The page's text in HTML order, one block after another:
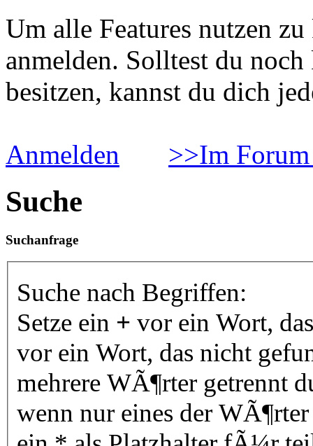
Um alle Features nutzen
anmelden. Solltest du
besitzen, kannst du dich
Anmelden >>Im
Suche
Suchanfrage
Suche nach Begriffen:
Setze ein + vor ein Wort,
vor ein Wort, das nicht
mehrere WÃ¶rter getrennt
wenn nur eines der